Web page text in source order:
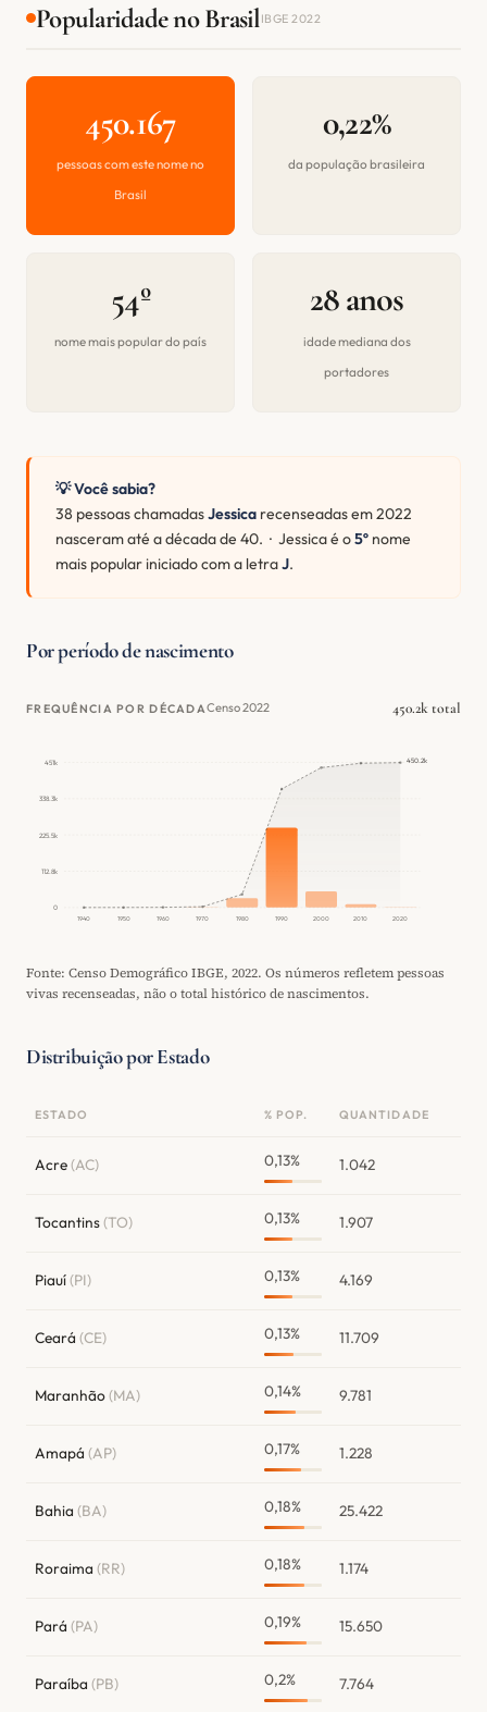
Popularidade no BrasilIBGE 2022
450.167
pessoas com este nome no
Brasil
0,22%
da população brasileira
54º
nome mais popular do país
28 anos
idade mediana dos
portadores
💡 Você sabia?
38 pessoas chamadasJessica recenseadas em 2022
nasceram até a década de 40. · Jessica é o5º nome
mais popular iniciado com a letraJ.
Por período de nascimento
FREQUÊNCIA POR DÉCADACenso 2022 450.2k total
0
112.8k
225.5k
338.3k
451k
1940 1950 1960 1970 1980 1990 2000 2010 2020
450.2k
Fonte: Censo Demográfico IBGE, 2022. Os números refletem pessoas
vivas recenseadas, não o total histórico de nascimentos.
Distribuição por Estado
ESTADO % POP. QUANTIDADE
Acre(AC) 0,13% 1.042
Tocantins(TO) 0,13% 1.907
Piauí(PI) 0,13% 4.169
Ceará (CE) 0,13% 11.709
Maranhão(MA) 0,14% 9.781
Amapá (AP) 0,17% 1.228
Bahia (BA) 0,18% 25.422
Roraima (RR) 0,18% 1.174
Pará (PA) 0,19% 15.650
Paraíba (PB) 0,2% 7.764